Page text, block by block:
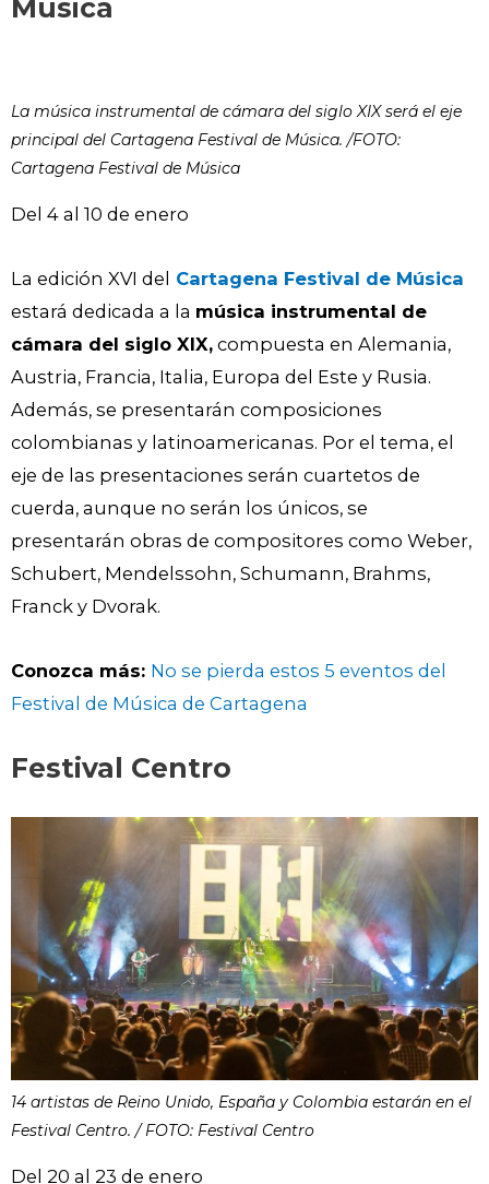
Música
La música instrumental de cámara del siglo XIX será el eje
principal del Cartagena Festival de Música. /FOTO:
Cartagena Festival de Música
Del 4 al 10 de enero
La edición XVI del Cartagena Festival de Música
estará dedicada a la música instrumental de
cámara del siglo XIX, compuesta en Alemania,
Austria, Francia, Italia, Europa del Este y Rusia.
Además, se presentarán composiciones
colombianas y latinoamericanas. Por el tema, el
eje de las presentaciones serán cuartetos de
cuerda, aunque no serán los únicos, se
presentarán obras de compositores como Weber,
Schubert, Mendelssohn, Schumann, Brahms,
Franck y Dvorak.
Conozca más: No se pierda estos 5 eventos del
Festival de Música de Cartagena
Festival Centro
14 artistas de Reino Unido, España y Colombia estarán en el
Festival Centro. / FOTO: Festival Centro
Del 20 al 23 de enero